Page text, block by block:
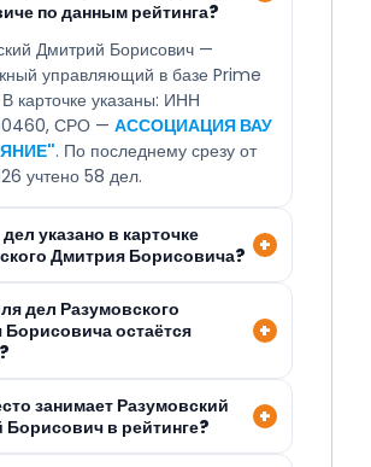
по данным рейтинга?
Дмитрий Борисович —
управляющий в базе Prime
карточке указаны: ИНН
СРО — АССОЦИАЦИЯ ВАУ
. По последнему срезу от
учтено 58 дел.
указано в карточке
Дмитрия Борисовича?
дел Разумовского
остаётся
занимает Разумовский
в рейтинге?